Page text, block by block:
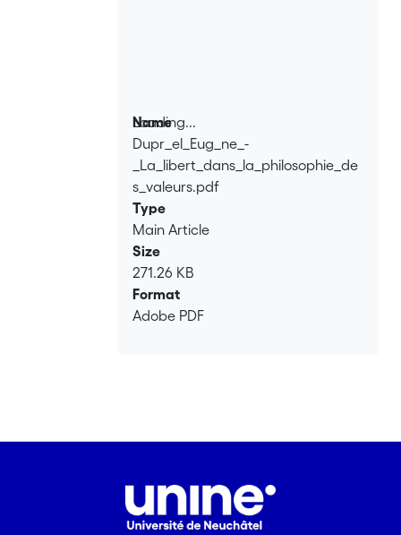
Loading...
Loading...
Name
Dupr_el_Eug_ne_-
_La_libert_dans_la_philosophie_de
s_valeurs.pdf
Type
Main Article
Size
271.26 KB
Format
Adobe PDF